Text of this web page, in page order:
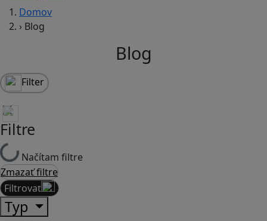
Domov
› Blog
Blog
Filter
Filtre
Načítam filtre
Zmazať filtre
Filtrovať
Typ